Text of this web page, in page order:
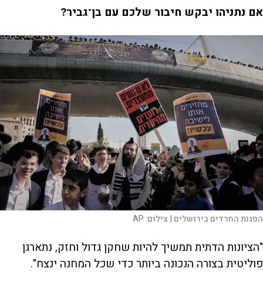
אם נתניהו יבקש חיבור שלכם עם בן־גביר?
הפגנת החרדים בירושלים | צילום:AP
"הציונות הדתית תמשיך להיות שחקן גדול וחזק, נתארגן
פוליטית בצורה הנכונה ביותר כדי שכל המחנה ינצח".